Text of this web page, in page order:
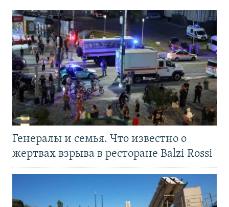
Генералы и семья. Что известно о
жертвах взрыва в ресторане Balzi Rossi